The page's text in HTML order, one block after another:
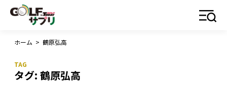
ホーム > 鶴原弘高
タグ: 鶴原弘高